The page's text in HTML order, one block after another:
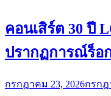
คอนเสิร์ต 30 ปี
ปรากฏการณ์ร็อ
กรกฎาคม 23, 2026กรกฎ